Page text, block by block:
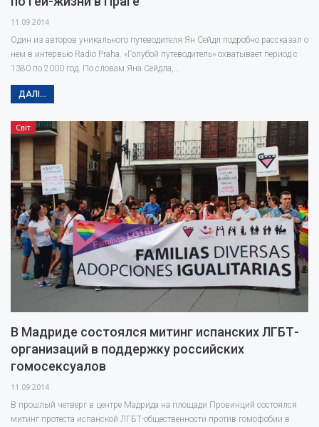
11.09.2014
Один из авторов уникального путеводителя Ян Сейдл подробно рассказал о
нем в интервью Radio Praha. «Голубой путеводитель» охватывает период с
1380 по 2000 год. По словам Яна Сейдла,…
ДАЛІ...
Світ
В Мадриде состоялся митинг испанских ЛГБТ-
организаций в поддержку российских
гомосексуалов
11.09.2014
В прошлый четверг в центре Мадрида на площади Провинций состоялся
митинг протеста испанской ЛГБТ-общественности против гомофобии в